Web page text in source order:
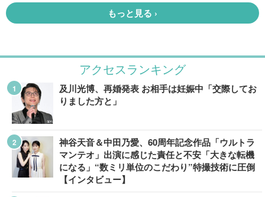
アクセスランキング
及川光博、再婚発表 お相手は妊娠中「交際してお
りました方と」
神谷天音＆中田乃愛、60周年記念作品「ウルトラ
マンテオ」出演に感じた責任と不安「大きな転機
になる」“数ミリ単位のこだわり”特撮技術に圧倒
【インタビュー】